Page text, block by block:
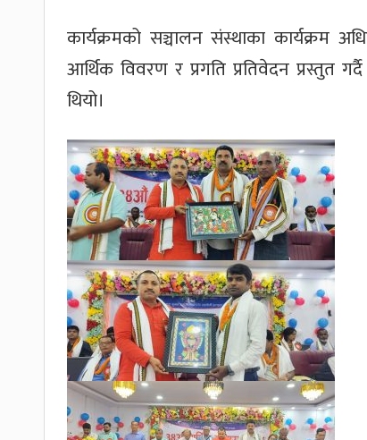
कार्यक्रमको सञ्चालन संस्थाका कार्यक्रम
आर्थिक विवरण र प्रगति प्रतिवेदन प्रस्तुत
थियो।